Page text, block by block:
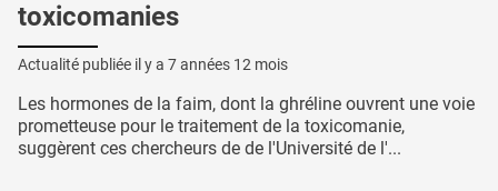
toxicomanies
Actualité publiée il y a 7 années 12 mois
Les hormones de la faim, dont la ghréline ouvrent une voie
prometteuse pour le traitement de la toxicomanie,
suggèrent ces chercheurs de de l'Université de l'...